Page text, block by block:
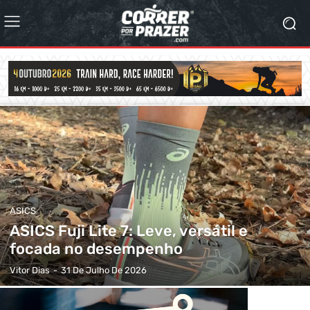
ASICS
ASICS Fuji Lite 7: Leve, versátil e
focada no desempenho
Vitor Dias - 31 De Julho De 2026